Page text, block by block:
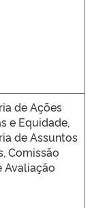
de Ações
e Equidade,
de Assuntos
Comissão
Avaliação